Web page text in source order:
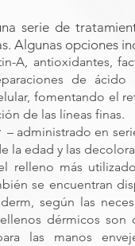
serie de
Algunas opciones
A, antioxidantes,
de ácido
fomentando el
de las líneas finas.
– administrado en
la edad y las
relleno más
se encuentran
según las
dérmicos son
las manos